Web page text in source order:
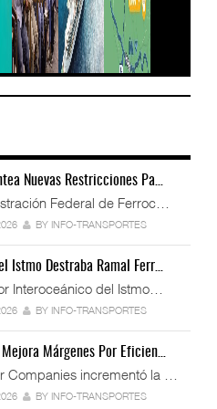
Nuevas Restricciones Pa…
Federal de Ferroc…
BY INFO-TRANSPORTES
Istmo Destraba Ramal Ferr…
Interoceánico del Istmo…
BY INFO-TRANSPORTES
Márgenes Por Eficien…
Companies incrementó la …
BY INFO-TRANSPORTES
IT-ANÁLISIS: Volaris abrirá ruta
entre Washin ...
06 AGO 2026
AMANAC, treinta y nueve años
navegando el cam ...
Puerto Lázaro
licita red de
...
Volaris abrirá ruta en